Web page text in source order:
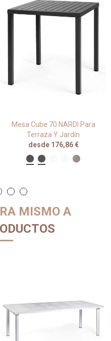
Mesa Cube 70 NARDI Para
Terraza Y Jardín
desde 176,86 €
MISMO A